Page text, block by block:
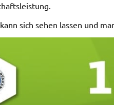
sich sehen lassen und